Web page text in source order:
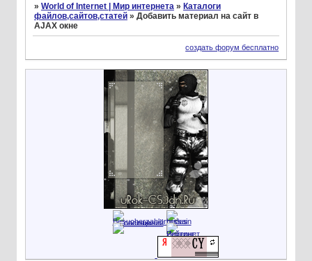
» World of Internet | Мир интернета » Каталоги
файлов,сайтов,статей » Добавить материал на сайт в
AJAX окне
создать форум бесплатно